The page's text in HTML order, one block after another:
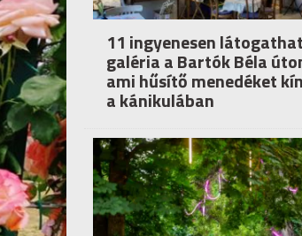
11 ingyenesen
galéria a Bartók Béla
ami hűsítő menedéket
a kánikulában